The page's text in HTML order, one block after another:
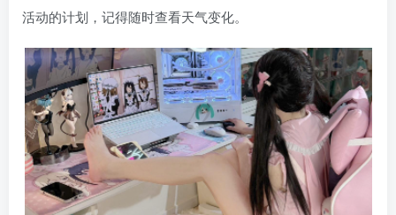
活动的计划，记得随时查看天气变化。